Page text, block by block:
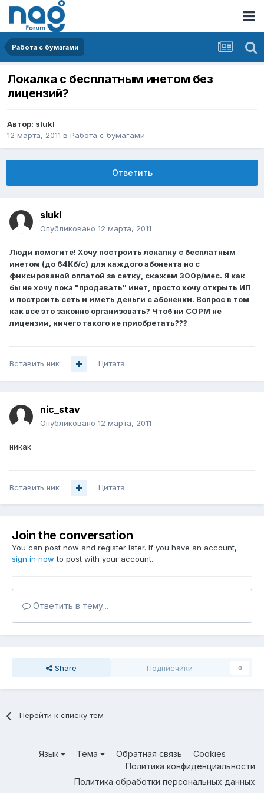
Работа с бумагами
Локалка с бесплатным инетом без
лицензий?
Автор: slukl
12 марта, 2011 в Работа с бумагами
Ответить
slukl
Опубликовано 12 марта, 2011
Люди помогите! Хочу построить локалку с бесплатным
инетом (до 64Кб/с) для каждого абонента но с
фиксированой оплатой за сетку, скажем 300р/мес. Я как
бы не хочу пока "продавать" инет, просто хочу открыть ИП
и построить сеть и иметь деньги с абоненки. Вопрос в том
как все это законно организовать? Чтоб ни СОРМ не
лицензии, ничего такого не приобретать???
Вставить ник Цитата
nic_stav
Опубликовано 12 марта, 2011
никак
Вставить ник Цитата
Join the conversation
You can post now and register later. If you have an account,
sign in now to post with your account.
Ответить в тему...
Share Подписчики 0
Перейти к списку тем
Язык Тема Обратная связь
Cookies
Политика конфиденциальности
Политика обработки персональных данных